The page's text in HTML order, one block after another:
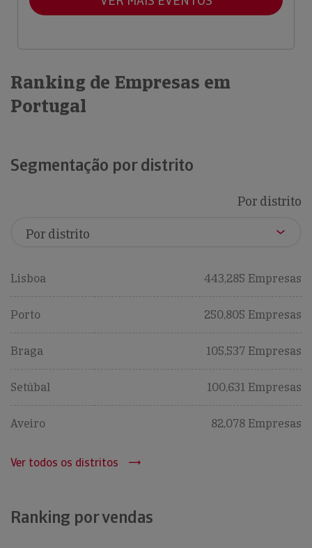
Ranking de Empresas em
Portugal
Segmentação por distrito
Por distrito
Lisboa 443,285 Empresas
Porto 250,805 Empresas
Braga 105,537 Empresas
Setúbal 100,631 Empresas
Aveiro 82,078 Empresas
Ver todos os distritos
Ranking por vendas